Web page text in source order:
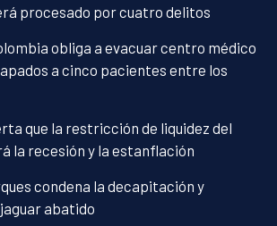
procesado por cuatro delitos
obliga a evacuar centro médico
a cinco pacientes entre los
que la restricción de liquidez del
la recesión y la estanflación
condena la decapitación y
abatido